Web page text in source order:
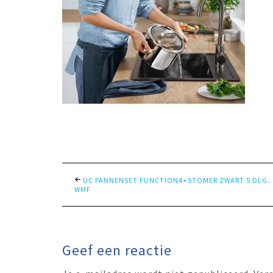
UC PANNENSET FUNCTION4+STOMER ZWART 5 DLG.
WMF
Geef een reactie